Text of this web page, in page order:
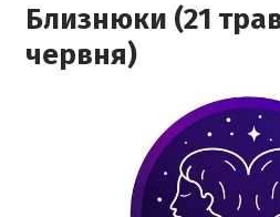
Близнюки (21
червня)